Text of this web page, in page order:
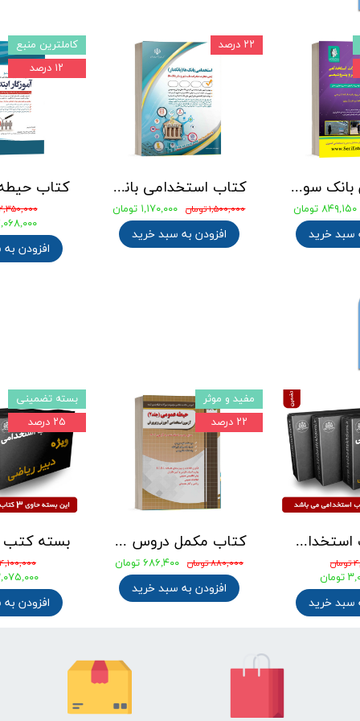
۲,۳۵۰,۰۰۰
۲,۰۶۸,۰۰۰
افزودن
کاملترین منبع
۱۲ درصد
کتاب استخدامی بانک های خصوصی و دولتی (بانکدار) 1404 انتشارات آراه
۱,۵۰۰,۰۰۰ تومان ۱,۱۷۰,۰۰۰ تومان
افزودن به سبد خرید
۲۲ درصد
جامع ترین بانک سوالات استخدامی مهندسی شیمی، پلیمر و پتروشیمی
۸۴۹,۱۵۰ تومان
سبد خرید
۴,۱۰۰,۰۰۰ تومان
۳,۰۷۵,۰۰۰
افزودن
بسته تضمینی
۲۵ درصد
کتاب مکمل دروس حیطه عمومی ویژه آزمون استخدامی آموزش و پرورش 1405 نشر چهارخونه
۸۸۰,۰۰۰ تومان ۶۸۶,۴۰۰ تومان
افزودن به سبد خرید
مفید و موثر
۲۲ درصد
بسته کتب استخدامی دبیری علوم تجربی - شیمی آزمون آموزش و پرورش 1405
سبد خرید